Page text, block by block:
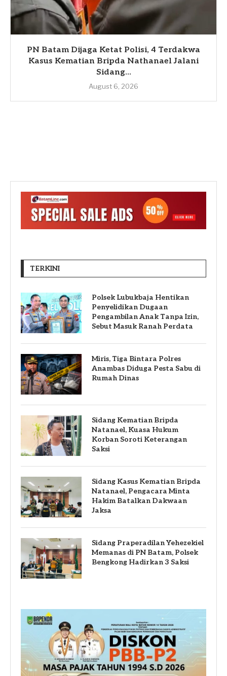
PN Batam Dijaga Ketat Polisi, 4 Terdakwa
Kasus Kematian Bripda Nathanael Jalani
Sidang...
August 6, 2026
TERKINI
Polsek Lubukbaja Hentikan
Penyelidikan Dugaan
Pengambilan Anak Tanpa Izin,
Sebut Masuk Ranah Perdata
Miris, Tiga Bintara Polres
Anambas Diduga Pesta Sabu di
Rumah Dinas
Sidang Kematian Bripda
Natanael, Kuasa Hukum
Korban Soroti Keterangan
Saksi
Sidang Kasus Kematian Bripda
Natanael, Pengacara Minta
Hakim Batalkan Dakwaan
Jaksa
Sidang Praperadilan Yehezekiel
Memanas di PN Batam, Polsek
Bengkong Hadirkan 3 Saksi